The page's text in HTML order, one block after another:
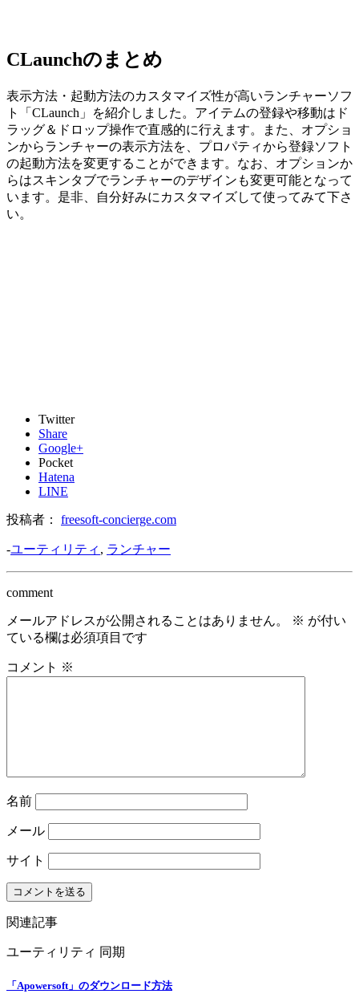
CLaunchのまとめ
表示方法・起動方法のカスタマイズ性が高いランチャーソフ
ト「CLaunch」を紹介しました。アイテムの登録や移動はド
ラッグ＆ドロップ操作で直感的に行えます。また、オプショ
ンからランチャーの表示方法を、プロパティから登録ソフト
の起動方法を変更することができます。なお、オプションか
らはスキンタブでランチャーのデザインも変更可能となって
います。是非、自分好みにカスタマイズして使ってみて下さ
い。
Twitter
Share
Google+
Pocket
Hatena
LINE
投稿者： freesoft-concierge.com
-ユーティリティ , ランチャー
comment
メールアドレスが公開されることはありません。 ※ が付い
ている欄は必須項目です
コメント ※
名前
メール
サイト
関連記事
ユーティリティ 同期
「Apowersoft」のダウンロード方法